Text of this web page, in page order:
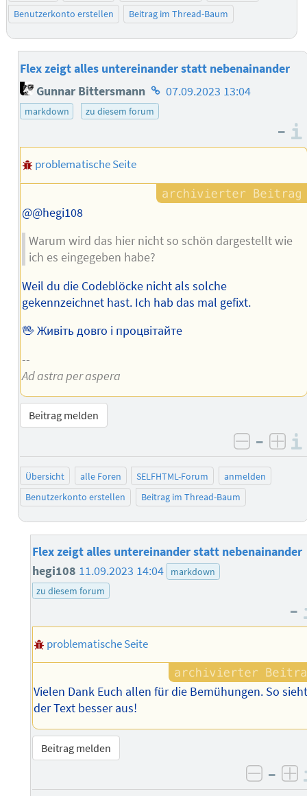
Benutzerkonto erstellen
Beitrag im Thread-Baum
Flex zeigt alles untereinander statt nebenainander
Gunnar Bittersmann Homepage
des
07.09.2023 13:04
markdown zu diesem forum
–
problematische Seite
@@hegi108
Warum wird das hier nicht so schön dargestellt wie
ich es eingegeben habe?
Weil du die Codeblöcke nicht als solche
gekennzeichnet hast. Ich hab das mal gefixt.
🖖 Живіть довго і процвітайте
--
Ad astra per aspera
Beitrag melden
negativ
–
Übersicht alle Foren SELFHTML-Forum
anmelden
Benutzerkonto erstellen
Beitrag im Thread-Baum
Flex zeigt alles untereinander statt nebenainander
hegi108 11.09.2023 14:04
markdown
zu diesem forum
–
problematische Seite
Vielen Dank Euch allen für die Bemühungen. So
der Text besser aus!
Beitrag melden
–